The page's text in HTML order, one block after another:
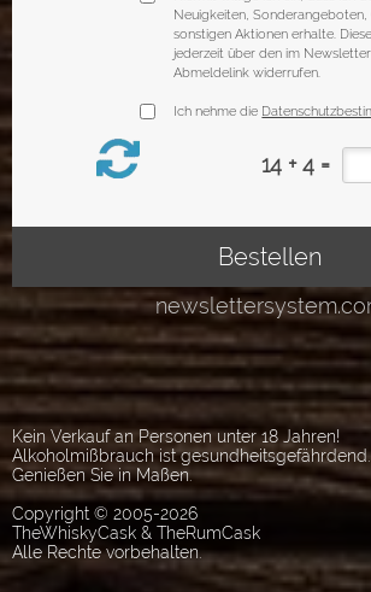
Kein Verkauf an Personen unter 18 Jahren!
Alkoholmißbrauch ist gesundheitsgefährdend.
Genießen Sie in Maßen.
Copyright © 2005-2026
TheWhiskyCask & TheRumCask
Alle Rechte vorbehalten.